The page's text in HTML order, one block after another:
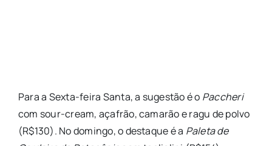
Para a Sexta-feira Santa, a sugestão é o Paccheri
com sour-cream, açafrão, camarão e ragu de polvo
(R$130). No domingo, o destaque é a Paleta de